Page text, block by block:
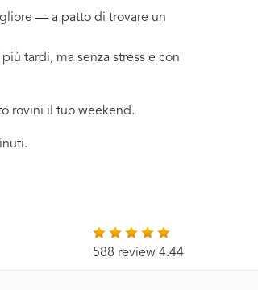
— a patto di trovare un
tardi, ma senza stress e con
rovini il tuo weekend.
588 review 4.44